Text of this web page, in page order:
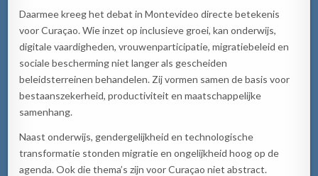
Daarmee kreeg het debat in Montevideo directe betekenis
voor Curaçao. Wie inzet op inclusieve groei, kan onderwijs,
digitale vaardigheden, vrouwenparticipatie, migratiebeleid en
sociale bescherming niet langer als gescheiden
beleidsterreinen behandelen. Zij vormen samen de basis voor
bestaanszekerheid, productiviteit en maatschappelijke
samenhang.
Naast onderwijs, gendergelijkheid en technologische
transformatie stonden migratie en ongelijkheid hoog op de
agenda. Ook die thema’s zijn voor Curaçao niet abstract.